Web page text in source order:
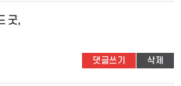
굿,
댓글쓰기 삭제